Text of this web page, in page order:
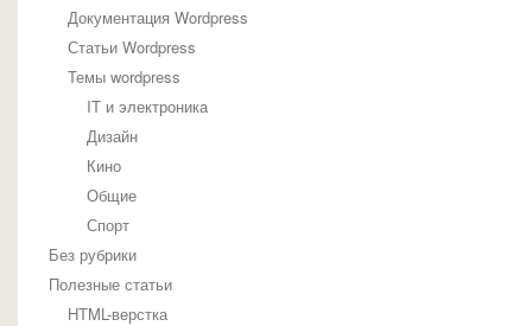
Документация Wordpress
Статьи Wordpress
Темы wordpress
IT и электроника
Дизайн
Кино
Общие
Спорт
Без рубрики
Полезные статьи
HTML-верстка